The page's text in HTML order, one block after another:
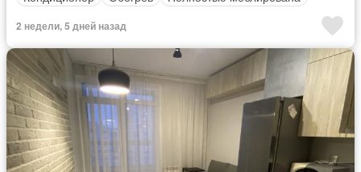
2 недели, 5 дней назад